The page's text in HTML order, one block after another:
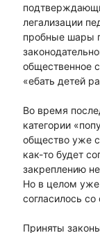
легализации
пробные шары
общественное
«ебать детей
Во время
категории
общество уже
как-то будет
закреплению
Но в целом
согласилось
Приняты